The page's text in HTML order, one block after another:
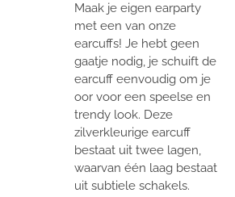
Maak je eigen earparty
met een van onze
earcuffs! Je hebt geen
gaatje nodig, je schuift de
earcuff eenvoudig om je
oor voor een speelse en
trendy look. Deze
zilverkleurige earcuff
bestaat uit twee lagen,
waarvan één laag bestaat
uit subtiele schakels.